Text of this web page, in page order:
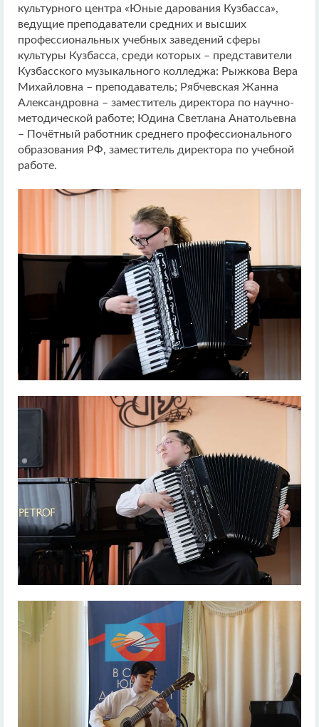
культурного центра «Юные дарования Кузбасса»,
ведущие преподаватели средних и высших
профессиональных учебных заведений сферы
культуры Кузбасса, среди которых – представители
Кузбасского музыкального колледжа: Рыжкова Вера
Михайловна – преподаватель; Рябчевская Жанна
Александровна – заместитель директора по научно-
методической работе; Юдина Светлана Анатольевна
– Почётный работник среднего профессионального
образования РФ, заместитель директора по учебной
работе.